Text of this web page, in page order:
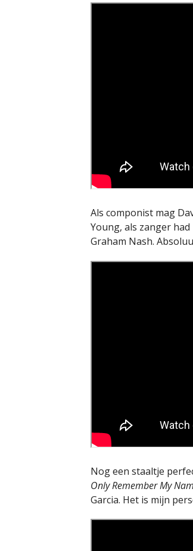
Als componist mag
Young, als zanger
Graham Nash.
Nog een staaltje
Only Remember My
Garcia. Het is mijn